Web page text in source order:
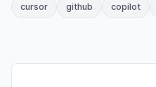
cursor github copilot